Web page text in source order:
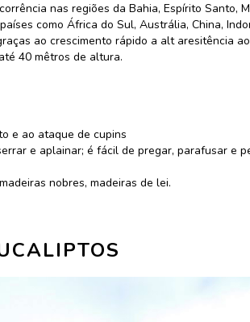
nas regiões da Bahia, Espírito Santo,
como África do Sul, Austrália, China,
ao crescimento rápido a alt aresitência
40 mêtros de altura.
e ao ataque de cupins
e aplainar; é fácil de pregar, parafusar e
nobres, madeiras de lei.